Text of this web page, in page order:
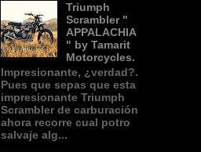
Triumph
Scrambler "
APPALACHIA
" by Tamarit
Motorcycles.
Impresionante, ¿verdad?.
Pues que sepas que esta
impresionante Triumph
Scrambler de carburación
ahora recorre cual potro
salvaje alg...